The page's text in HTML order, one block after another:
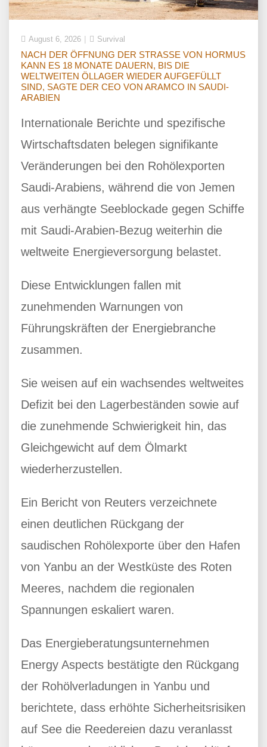
August 6, 2026 Survival
NACH DER ÖFFNUNG DER STRASSE VON HORMUS
KANN ES 18 MONATE DAUERN, BIS DIE
WELTWEITEN ÖLLAGER WIEDER AUFGEFÜLLT
SIND, SAGTE DER CEO VON ARAMCO IN SAUDI-
ARABIEN
Internationale Berichte und spezifische
Wirtschaftsdaten belegen signifikante
Veränderungen bei den Rohölexporten
Saudi-Arabiens, während die von Jemen
aus verhängte Seeblockade gegen Schiffe
mit Saudi-Arabien-Bezug weiterhin die
weltweite Energieversorgung belastet.
Diese Entwicklungen fallen mit
zunehmenden Warnungen von
Führungskräften der Energiebranche
zusammen.
Sie weisen auf ein wachsendes weltweites
Defizit bei den Lagerbeständen sowie auf
die zunehmende Schwierigkeit hin, das
Gleichgewicht auf dem Ölmarkt
wiederherzustellen.
Ein Bericht von Reuters verzeichnete
einen deutlichen Rückgang der
saudischen Rohölexporte über den Hafen
von Yanbu an der Westküste des Roten
Meeres, nachdem die regionalen
Spannungen eskaliert waren.
Das Energieberatungsunternehmen
Energy Aspects bestätigte den Rückgang
der Rohölverladungen in Yanbu und
berichtete, dass erhöhte Sicherheitsrisiken
auf See die Reedereien dazu veranlasst